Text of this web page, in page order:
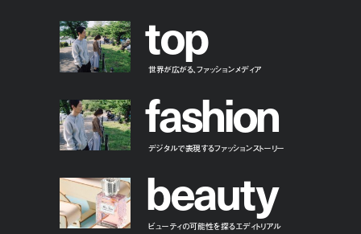
top
世界が広がる、ファッションメディア
fashion
デジタルで表現するファッションストーリー
beauty
ビューティの可能性を探るエディトリアル